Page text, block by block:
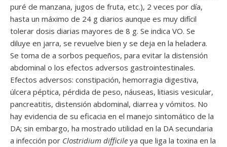
puré de manzana, jugos de fruta, etc.), 2 veces por día,
hasta un máximo de 24 g diarios aunque es muy difícil
tolerar dosis diarias mayores de 8 g. Se indica VO. Se
diluye en jarra, se revuelve bien y se deja en la heladera.
Se toma de a sorbos pequeños, para evitar la distensión
abdominal o los efectos adversos gastrointestinales.
Efectos adversos: constipación, hemorragia digestiva,
úlcera péptica, pérdida de peso, náuseas, litiasis vesicular,
pancreatitis, distensión abdominal, diarrea y vómitos. No
hay evidencia de su eficacia en el manejo sintomático de la
DA; sin embargo, ha mostrado utilidad en la DA secundaria
a infección por Clostridium difficile ya que liga la toxina en la